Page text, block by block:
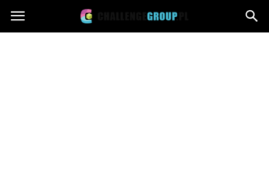
Challengegroup.pl